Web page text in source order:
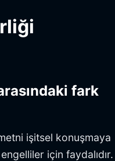
fark
işitsel konuşmaya
için faydalıdır.